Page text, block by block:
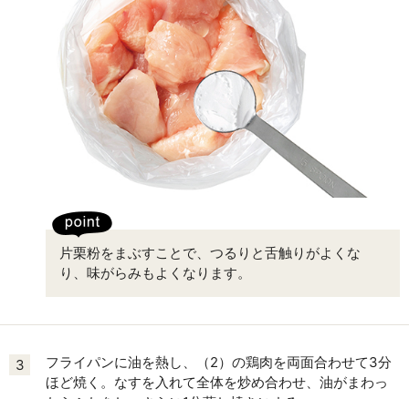
片栗粉をまぶすことで、つるりと舌触りがよくな
り、味がらみもよくなります。
3
フライパンに油を熱し、（2）の鶏肉を両面合わせて3分
ほど焼く。なすを入れて全体を炒め合わせ、油がまわっ